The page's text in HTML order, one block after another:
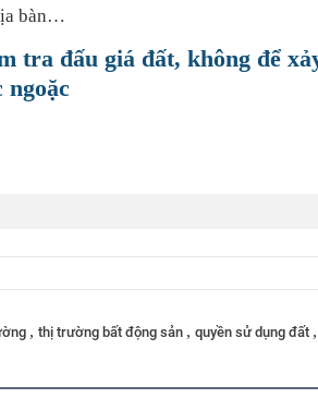
bàn…
tra đấu giá đất, không để
ngoặc
, thị trường bất động sản , quyền sử dụng đất ,